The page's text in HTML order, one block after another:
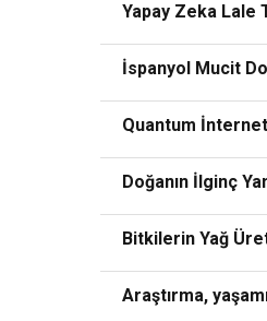
Yapay Zeka Lale
İspanyol Mucit
Quantum İnternet
Doğanın İlginç
Bitkilerin Yağ
Araştırma,